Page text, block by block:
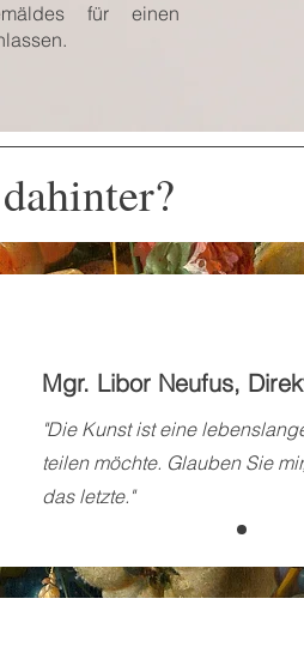
für einen
Mgr. Libor Neufus,
"Die Kunst ist eine
teilen möchte. Glauben Sie
das letzte."